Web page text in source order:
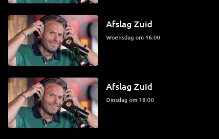
Afslag Zuid
woensdag om 16:00
Afslag Zuid
dinsdag om 18:00